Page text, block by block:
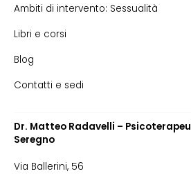
Ambiti di intervento: Sessualità
Libri e corsi
Blog
Contatti e sedi
Dr. Matteo Radavelli –
Seregno
Via Ballerini, 56